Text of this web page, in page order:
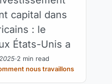
capital dans
: le
États-Unis a
2 min read
nous travaillons